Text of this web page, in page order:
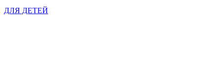
ДЛЯ ДЕТЕЙ